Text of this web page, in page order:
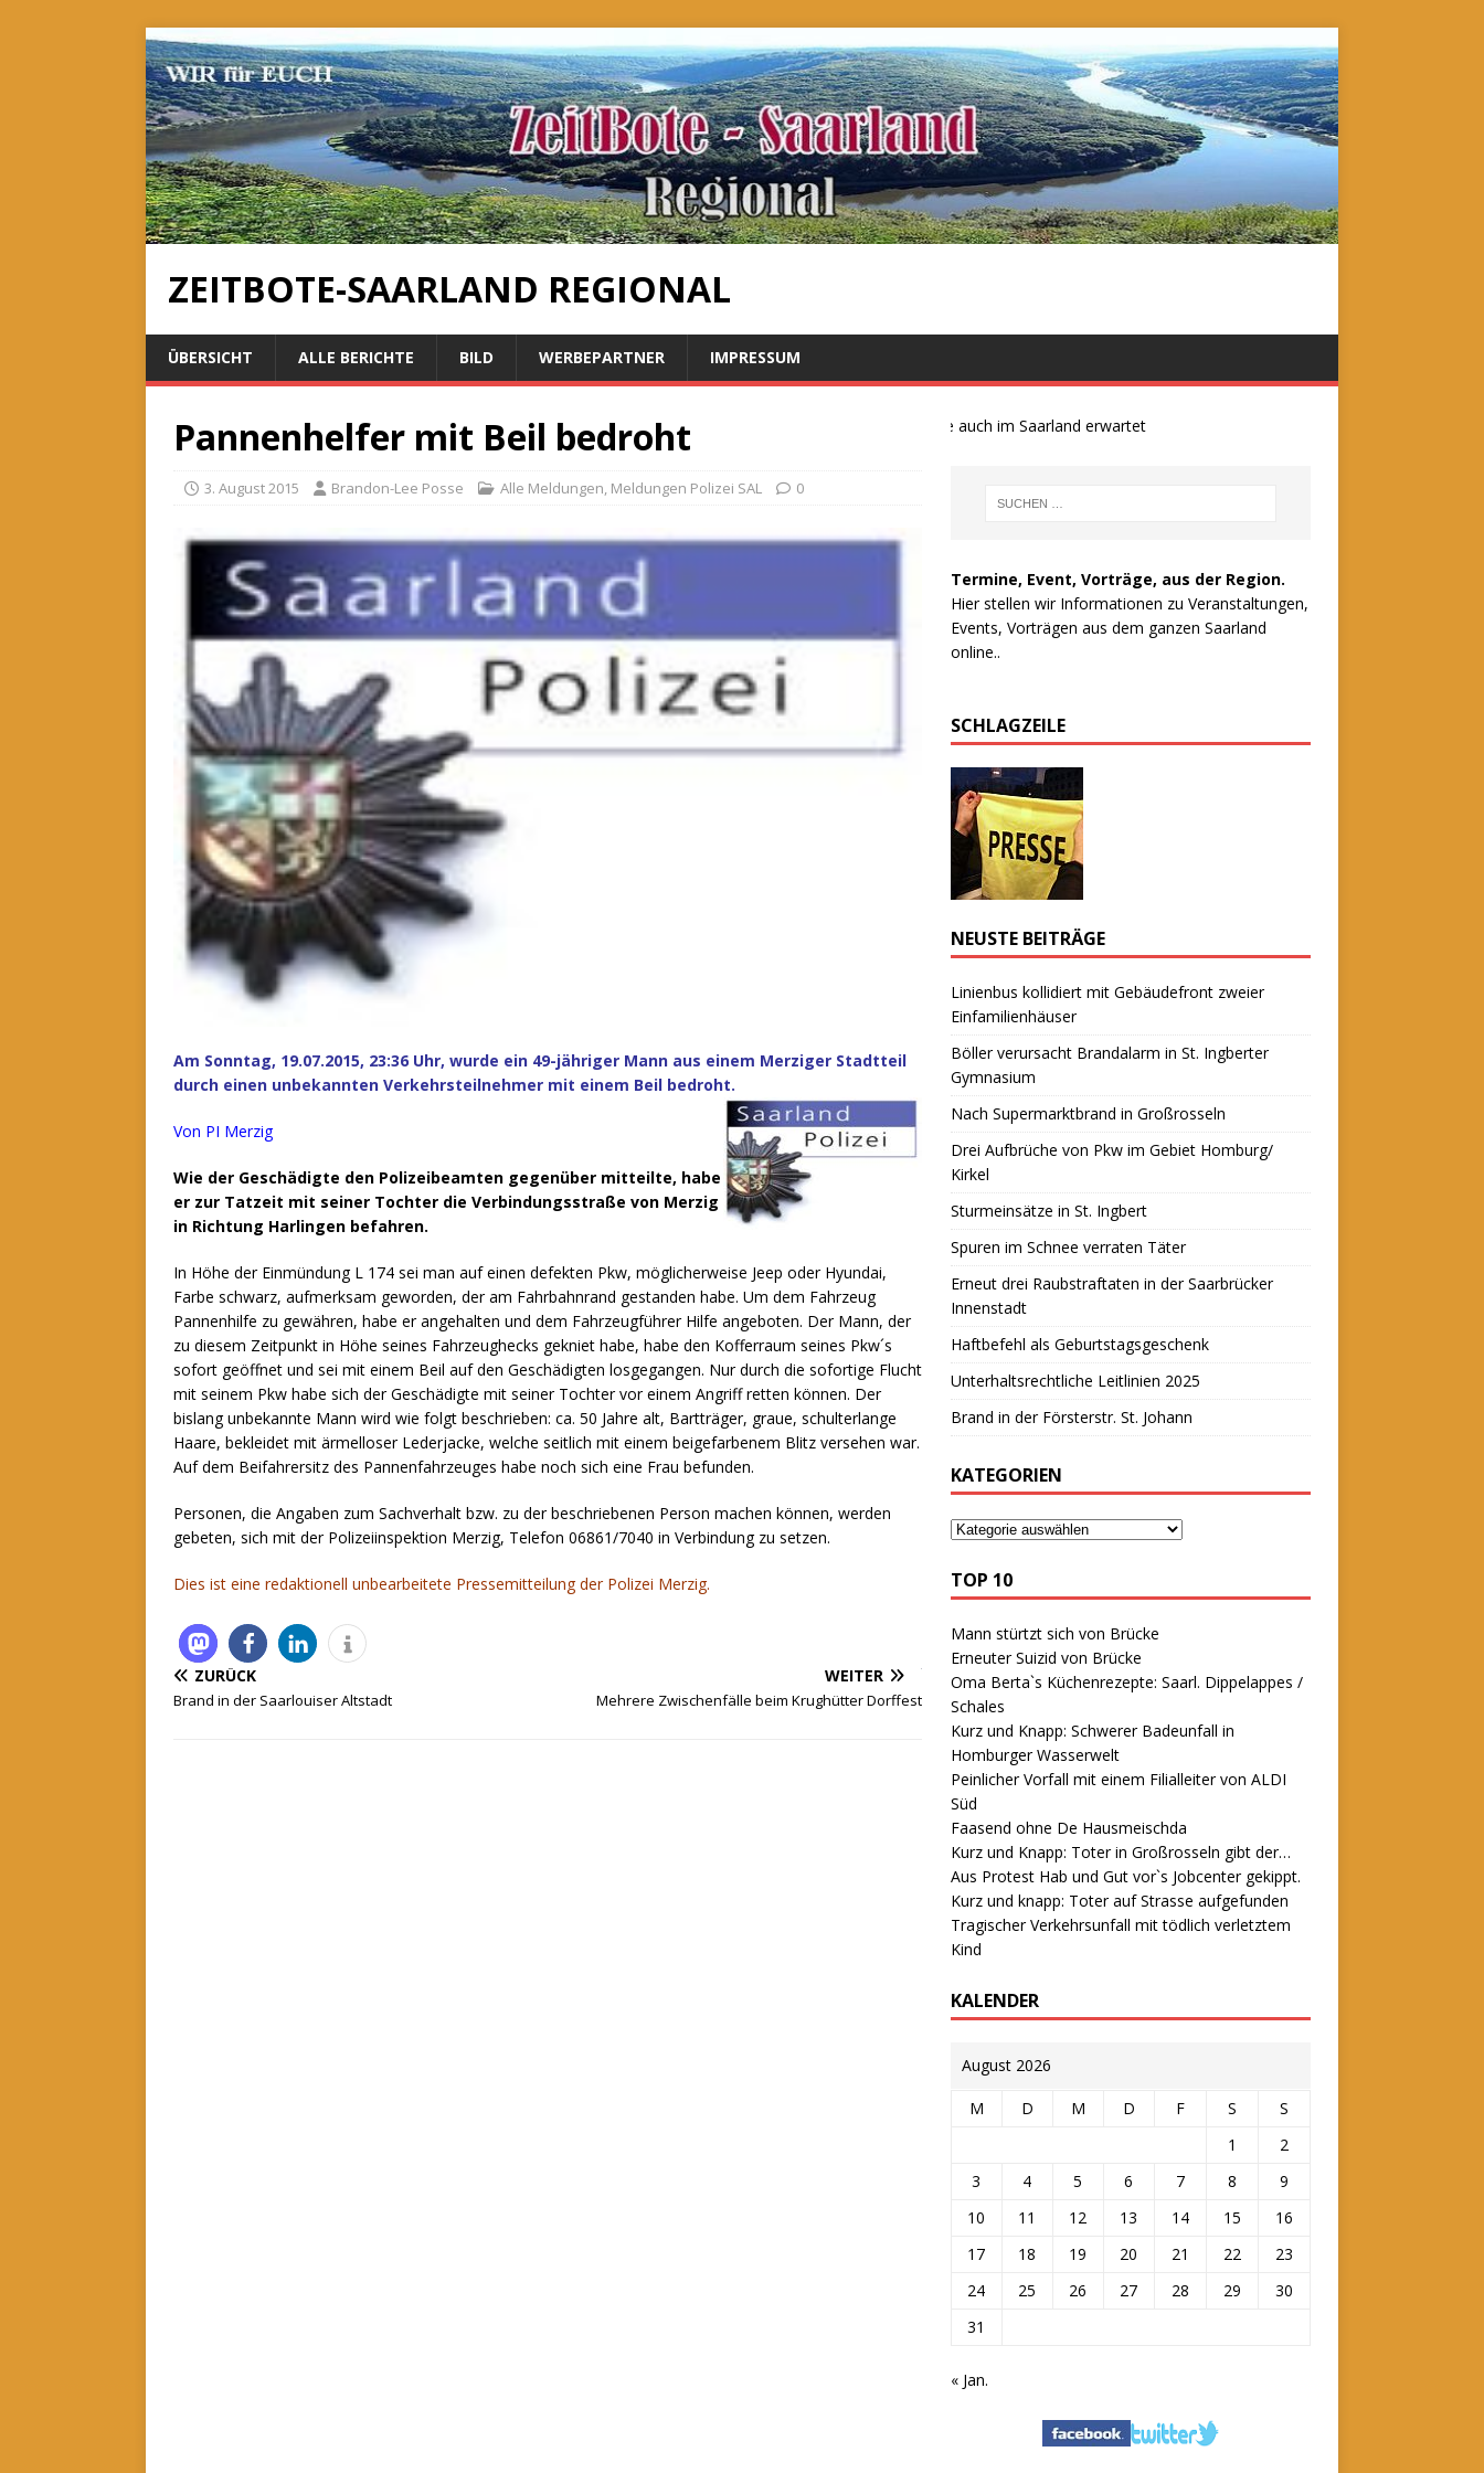
ZEITBOTE-SAARLAND REGIONAL
ÜBERSICHT ALLE BERICHTE BILD WERBEPARTNER IMPRESSUM
Pannenhelfer mit Beil bedroht
3. August 2015 Brandon-Lee Posse Alle Meldungen, Meldungen Polizei SAL 0
Am Sonntag, 19.07.2015, 23:36 Uhr, wurde ein 49-jähriger Mann aus einem Merziger Stadtteil
durch einen unbekannten Verkehrsteilnehmer mit einem Beil bedroht.
Von PI Merzig
Wie der Geschädigte den Polizeibeamten gegenüber mitteilte, habe
er zur Tatzeit mit seiner Tochter die Verbindungsstraße von Merzig
in Richtung Harlingen befahren.
In Höhe der Einmündung L 174 sei man auf einen defekten Pkw, möglicherweise Jeep oder Hyundai,
Farbe schwarz, aufmerksam geworden, der am Fahrbahnrand gestanden habe. Um dem Fahrzeug
Pannenhilfe zu gewähren, habe er angehalten und dem Fahrzeugführer Hilfe angeboten. Der Mann, der
zu diesem Zeitpunkt in Höhe seines Fahrzeughecks gekniet habe, habe den Kofferraum seines Pkw´s
sofort geöffnet und sei mit einem Beil auf den Geschädigten losgegangen. Nur durch die sofortige Flucht
mit seinem Pkw habe sich der Geschädigte mit seiner Tochter vor einem Angriff retten können. Der
bislang unbekannte Mann wird wie folgt beschrieben: ca. 50 Jahre alt, Bartträger, graue, schulterlange
Haare, bekleidet mit ärmelloser Lederjacke, welche seitlich mit einem beigefarbenem Blitz versehen war.
Auf dem Beifahrersitz des Pannenfahrzeuges habe noch sich eine Frau befunden.
Personen, die Angaben zum Sachverhalt bzw. zu der beschriebenen Person machen können, werden
gebeten, sich mit der Polizeiinspektion Merzig, Telefon 06861/7040 in Verbindung zu setzen.
Dies ist eine redaktionell unbearbeitete Pressemitteilung der Polizei Merzig.
ZURÜCK
Brand in der Saarlouiser Altstadt
WEITER
Mehrere Zwischenfälle beim Krughütter Dorffest
Bauernproteste auch im Saarland erwartet
Termine, Event, Vorträge, aus der Region.
Hier stellen wir Informationen zu Veranstaltungen,
Events, Vorträgen aus dem ganzen Saarland
online..
SCHLAGZEILE
NEUSTE BEITRÄGE
Linienbus kollidiert mit Gebäudefront zweier
Einfamilienhäuser
Böller verursacht Brandalarm in St. Ingberter
Gymnasium
Nach Supermarktbrand in Großrosseln
Drei Aufbrüche von Pkw im Gebiet Homburg/
Kirkel
Sturmeinsätze in St. Ingbert
Spuren im Schnee verraten Täter
Erneut drei Raubstraftaten in der Saarbrücker
Innenstadt
Haftbefehl als Geburtstagsgeschenk
Unterhaltsrechtliche Leitlinien 2025
Brand in der Försterstr. St. Johann
KATEGORIEN
TOP 10
Mann stürtzt sich von Brücke
Erneuter Suizid von Brücke
Oma Berta`s Küchenrezepte: Saarl. Dippelappes /
Schales
Kurz und Knapp: Schwerer Badeunfall in
Homburger Wasserwelt
Peinlicher Vorfall mit einem Filialleiter von ALDI
Süd
Faasend ohne De Hausmeischda
Kurz und Knapp: Toter in Großrosseln gibt der…
Aus Protest Hab und Gut vor`s Jobcenter gekippt.
Kurz und knapp: Toter auf Strasse aufgefunden
Tragischer Verkehrsunfall mit tödlich verletztem
Kind
KALENDER
August 2026
M D M D F S
S
1
2
3
4 5 6 7 8
9
10
11 12 13 14 15
16
17
18 19 20 21 22
23
24
25 26 27 28 29
30
31
« Jan.